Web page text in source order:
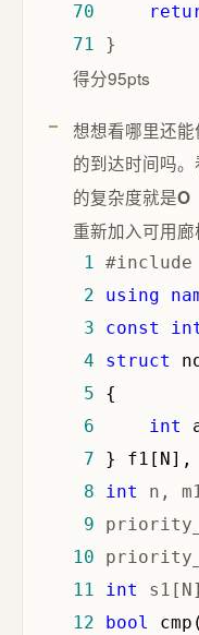
70
71 }
得分95pts
想想看哪里还
的到达时间吗
的复杂度就是O
重新加入可用
1
2
using
3
const
4
struct
5
6
int
7
8
int n,
9
10
11
int
12
bool